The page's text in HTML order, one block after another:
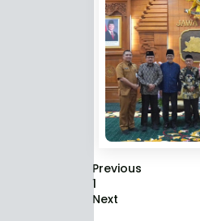
Previous
1
Next